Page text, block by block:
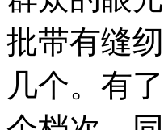
批带有缝
几个。有